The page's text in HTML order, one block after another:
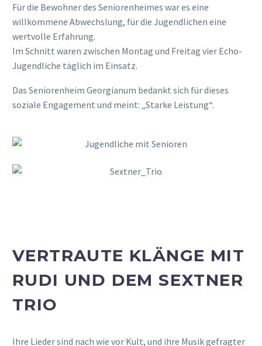
Für die Bewohner des Seniorenheimes war es eine
willkommene Abwechslung, für die Jugendlichen eine
wertvolle Erfahrung.
Im Schnitt waren zwischen Montag und Freitag vier Echo-
Jugendliche täglich im Einsatz.
Das Seniorenheim Georgianum bedankt sich für dieses
soziale Engagement und meint: „Starke Leistung“.
VERTRAUTE KLÄNGE MIT
RUDI UND DEM SEXTNER
TRIO
Ihre Lieder sind nach wie vor Kult, und ihre Musik gefragter